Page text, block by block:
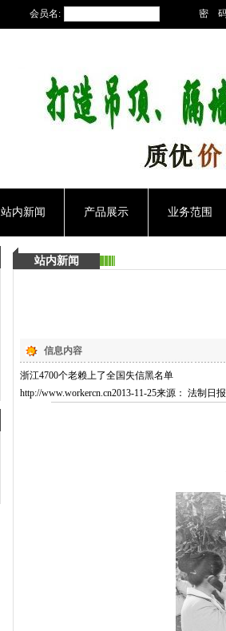
会员名: 密
站内新闻 产品展示 业务范围
站内新闻
信息内容
浙江4700个老赖上了全国失信黑名单
http://www.workercn.cn2013-11-25来源： 法制日报